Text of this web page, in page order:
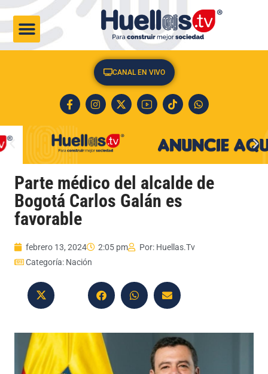
CANAL EN VIVO
Parte médico del alcalde de
Bogotá Carlos Galán es
favorable
febrero 13, 2024 2:05 pm Por: Huellas.Tv
Categoría: Nación